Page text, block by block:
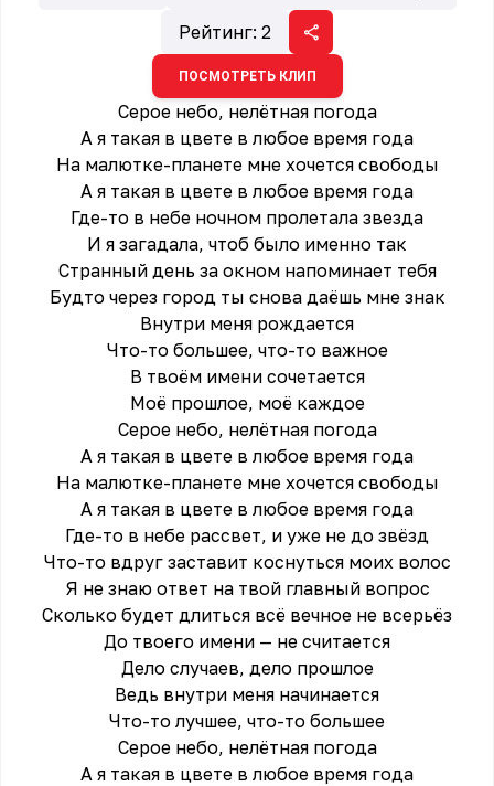
Рейтинг: 2
ПОСМОТРЕТЬ КЛИП
Серое небо, нелётная погода
А я такая в цвете в любое время года
На малютке-планете мне хочется свободы
А я такая в цвете в любое время года
Где-то в небе ночном пролетала звезда
И я загадала, чтоб было именно так
Странный день за окном напоминает тебя
Будто через город ты снова даёшь мне знак
Внутри меня рождается
Что-то большее, что-то важное
В твоём имени сочетается
Моё прошлое, моё каждое
Серое небо, нелётная погода
А я такая в цвете в любое время года
На малютке-планете мне хочется свободы
А я такая в цвете в любое время года
Где-то в небе рассвет, и уже не до звёзд
Что-то вдруг заставит коснуться моих волос
Я не знаю ответ на твой главный вопрос
Сколько будет длиться всё вечное не всерьёз
До твоего имени — не считается
Дело случаев, дело прошлое
Ведь внутри меня начинается
Что-то лучшее, что-то большее
Серое небо, нелётная погода
А я такая в цвете в любое время года